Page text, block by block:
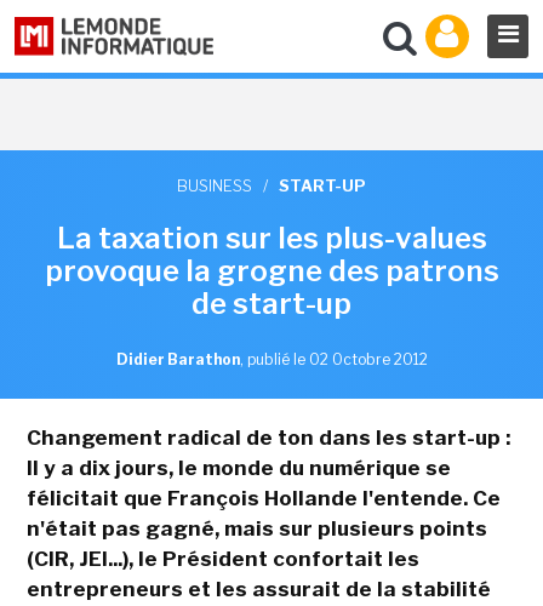
BUSINESS / START-UP
La taxation sur les plus-values
provoque la grogne des patrons
de start-up
Didier Barathon, publié le 02 Octobre 2012
Changement radical de ton dans les start-up :
Il y a dix jours, le monde du numérique se
félicitait que François Hollande l'entende. Ce
n'était pas gagné, mais sur plusieurs points
(CIR, JEI...), le Président confortait les
entrepreneurs et les assurait de la stabilité